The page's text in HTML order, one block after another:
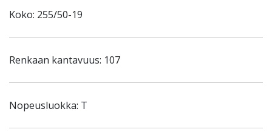
Koko: 255/50-19
Renkaan kantavuus: 107
Nopeusluokka: T